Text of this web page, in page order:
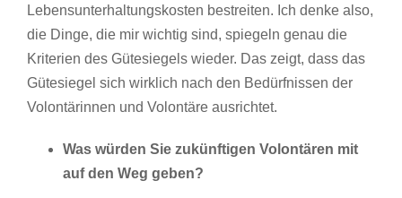
Lebensunterhaltungskosten bestreiten. Ich denke also,
die Dinge, die mir wichtig sind, spiegeln genau die
Kriterien des Gütesiegels wieder. Das zeigt, dass das
Gütesiegel sich wirklich nach den Bedürfnissen der
Volontärinnen und Volontäre ausrichtet.
Was würden Sie zukünftigen Volontären mit
auf den Weg geben?